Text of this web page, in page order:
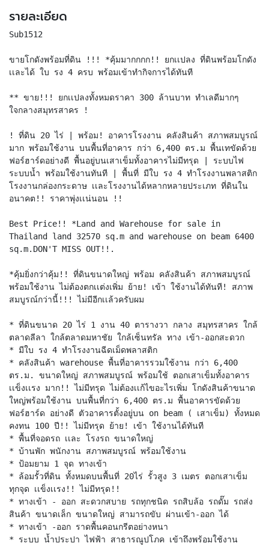
รายละเอียด
Sub1512
ขายโกดังพร้อมที่ดิน !!! *คุ้มมากกกก!! ยกเเปลง ที่ดินพร้อมโกดัง
เเละได้ ใบ รง 4 ครบ พร้อมเข้าทำกิจการได้ทันที
** ขาย!!! ยกเเปลงทั้งหมดราคา 300 ล้านบาท ทำเลดีมากๆ
ใจกลางสมุทรสาคร !
! ที่ดิน 20 ไร่ | พร้อม! อาคารโรงงาน คลังสินค้า สภาพสมบูรณ์
มาก พร้อมใช้งาน บนพื้นที่อาคาร กว่า 6,400 ตร.ม พื้นเทขัดด้วย
ฟอร์ฮาร์ดอย่างดี พื้นอยู่บนเสาเข็มทั้งอาคารไม่มีทรุด | ระบบไฟ
ระบบน้ำ พร้อมใช้งานทันที | พื้นที่ มีใบ รง 4 ทำโรงงานพลาสติก
โรงงานกล่องกระดาษ เเละโรงงานได้หลากหลายประเภท ที่ดินใน
อนาคต!! ราคาพุ่งเเน่นอน !!
Best Price!! *Land and Warehouse for sale in
Thailand land 32570 sq.m and warehouse on beam 6400
sq.m.DON'T MISS OUT!!.
*คุ้มยิ่งกว่าคุ้ม!! ที่ดินขนาดใหญ่ พร้อม คลังสินค้า สภาพสมบูรณ์
พร้อมใช้งาน ไม่ต้องตกเเต่งเพิ่ม ย้าย! เข้า ใช้งานได้ทันที! สภาพ
สมบูรณ์กว่านี้!!! ไม่มีอีกเเล้วครับผม
* ที่ดินขนาด 20 ไร่ 1 งาน 40 ตารางวา กลาง สมุทรสาคร ใกล้
ตลาดลีลา ใกล้ตลาดมหาชัย ใกล้เซ็นทรัล ทาง เข้า-ออกสะดวก
* มีใบ รง 4 ทำโรงงานฉีดเม็ดพลาสติก
* คลังสินค้า warehouse พื้นที่อาคารรวมใช้งาน กว่า 6,400
ตร.ม. ขนาดใหญ่ สภาพสมบูรณ์ พร้อมใช้ ตอกเสาเข็มทั้งอาคาร
เเข็งเเรง มาก!! ไม่มีทรุด ไม่ต้องเเก้ไขอะไรเพิ่ม โกดังสินค้าขนาด
ใหญ่พร้อมใช้งาน บนพื้นที่กว่า 6,400 ตร.ม พื้นอาคารขัดด้วย
ฟอร์ฮาร์ด อย่างดี ตัวอาคารตั้งอยู่บน on beam ( เสาเข็ม) ทั้งหมด
คงทน 100 ปี!! ไม่มีทรุด ย้าย! เข้า ใช้งานได้ทันที
* พื้นที่จอดรถ เเละ โรงรถ ขนาดใหญ่
* บ้านพัก พนักงาน สภาพสมบูรณ์ พร้อมใช้งาน
* ป้อมยาม 1 จุด ทางเข้า
* ล้อมรั้วที่ดิน ทั้งหมดบนพื้นที่ 20ไร่ รั้วสูง 3 เมตร ตอกเสาเข็ม
ทุกจุด เเข็งเเรง!! ไม่มีทรุด!!
* ทางเข้า - ออก สะดวกสบาย รถทุกชนิด รถสิบล้อ รถดั๊ม รถส่ง
สินค้า ขนาดเล็ก ขนาดใหญ่ สามารถขับ ผ่านเข้า-ออก ได้
* ทางเข้า -ออก ราดพื้นคอนกรีตอย่างหนา
* ระบบ น้ำประปา ไฟฟ้า สาธารณูปโภค เข้าถึงพร้อมใช้งาน